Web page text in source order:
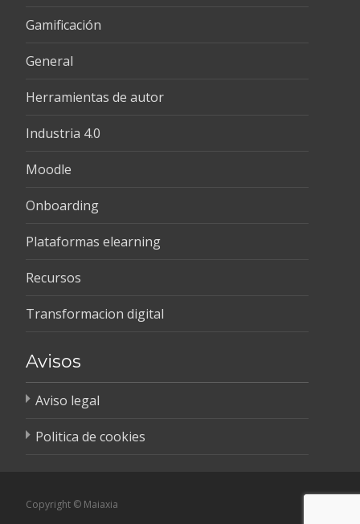
Gamificación
General
Herramientas de autor
Industria 4.0
Moodle
Onboarding
Plataformas elearning
Recursos
Transformacion digital
Avisos
Aviso legal
Politica de cookies
Copyright © Maiaxia